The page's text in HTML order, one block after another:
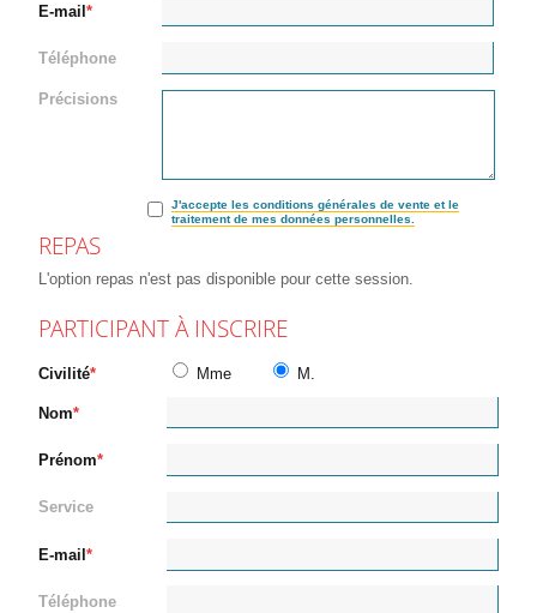
E-mail
Téléphone
Précisions
J'accepte les conditions générales de vente et le
traitement de mes données personnelles.
REPAS
L'option repas n'est pas disponible pour cette session.
PARTICIPANT À INSCRIRE
Civilité Mme M.
Nom
Prénom
Service
E-mail
Téléphone